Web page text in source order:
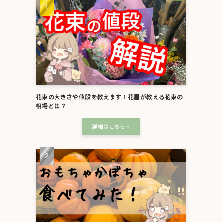
花束の大きさや値段を教えます！花屋が教える花束の
相場とは？